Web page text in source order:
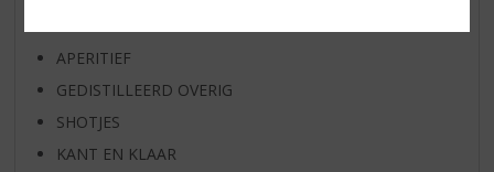
APERITIEF
GEDISTILLEERD OVERIG
SHOTJES
KANT EN KLAAR